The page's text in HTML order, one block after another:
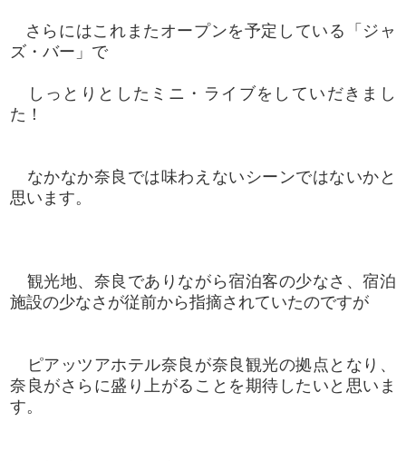
さらにはこれまたオープンを予定している「ジャ
ズ・バー」で
しっとりとしたミニ・ライブをしていだきまし
た！
なかなか奈良では味わえないシーンではないかと
思います。
観光地、奈良でありながら宿泊客の少なさ、宿泊
施設の少なさが従前から指摘されていたのですが
ピアッツアホテル奈良が奈良観光の拠点となり、
奈良がさらに盛り上がることを期待したいと思いま
す。